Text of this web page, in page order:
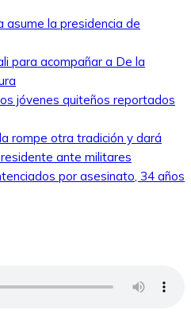
asume la presidencia de
para acompañar a De la
jóvenes quiteños reportados
rompe otra tradición y dará
ante militares
por asesinato, 34 años